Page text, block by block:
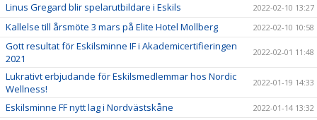
Linus Gregard blir spelarutbildare i Eskils 2022-02-10 13:27
Kallelse till årsmöte 3 mars på Elite Hotel Mollberg 2022-02-10 10:58
Gott resultat för Eskilsminne IF i Akademicertifieringen
2021
2022-02-01 11:48
Lukrativt erbjudande för Eskilsmedlemmar hos Nordic
Wellness!
2022-01-19 14:33
Eskilsminne FF nytt lag i Nordvästskåne 2022-01-14 13:32